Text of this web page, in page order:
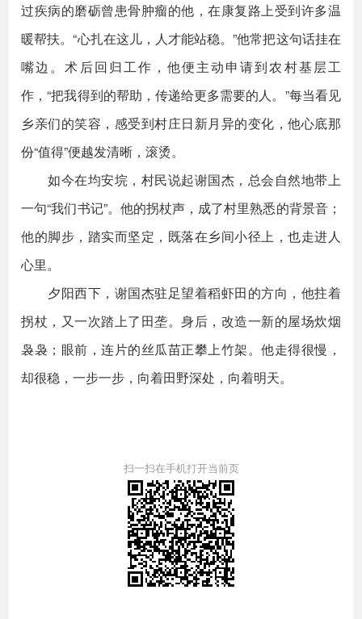
过疾病的磨砺曾患骨肿瘤的他，在康复路上受到许多温
暖帮扶。“心扎在这儿，人才能站稳。”他常把这句话挂在
嘴边。术后回归工作，他便主动申请到农村基层工
作，“把我得到的帮助，传递给更多需要的人。”每当看见
乡亲们的笑容，感受到村庄日新月异的变化，他心底那
份“值得”便越发清晰，滚烫。
如今在均安垸，村民说起谢国杰，总会自然地带上
一句“我们书记”。他的拐杖声，成了村里熟悉的背景音；
他的脚步，踏实而坚定，既落在乡间小径上，也走进人
心里。
夕阳西下，谢国杰驻足望着稻虾田的方向，他拄着
拐杖，又一次踏上了田垄。身后，改造一新的屋场炊烟
袅袅；眼前，连片的丝瓜苗正攀上竹架。他走得很慢，
却很稳，一步一步，向着田野深处，向着明天。
扫一扫在手机打开当前页